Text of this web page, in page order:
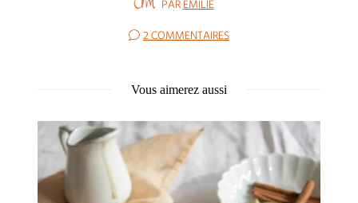
PAREMILIE
2 COMMENTAIRES
Vous aimerez aussi